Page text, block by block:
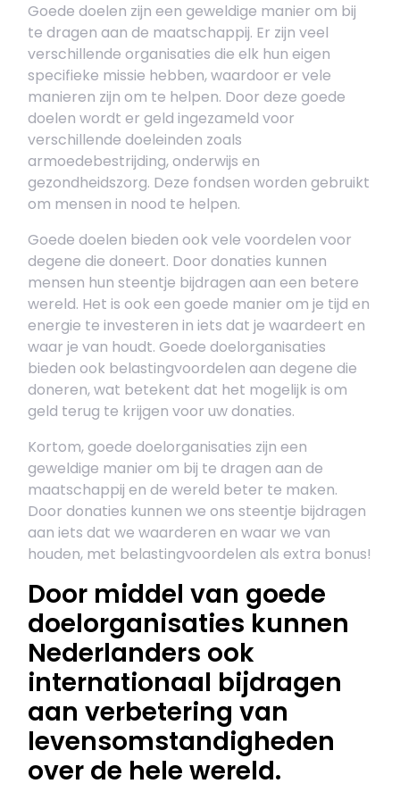
Goede doelen zijn een geweldige manier om bij
te dragen aan de maatschappij. Er zijn veel
verschillende organisaties die elk hun eigen
specifieke missie hebben, waardoor er vele
manieren zijn om te helpen. Door deze goede
doelen wordt er geld ingezameld voor
verschillende doeleinden zoals
armoedebestrijding, onderwijs en
gezondheidszorg. Deze fondsen worden gebruikt
om mensen in nood te helpen.
Goede doelen bieden ook vele voordelen voor
degene die doneert. Door donaties kunnen
mensen hun steentje bijdragen aan een betere
wereld. Het is ook een goede manier om je tijd en
energie te investeren in iets dat je waardeert en
waar je van houdt. Goede doelorganisaties
bieden ook belastingvoordelen aan degene die
doneren, wat betekent dat het mogelijk is om
geld terug te krijgen voor uw donaties.
Kortom, goede doelorganisaties zijn een
geweldige manier om bij te dragen aan de
maatschappij en de wereld beter te maken.
Door donaties kunnen we ons steentje bijdragen
aan iets dat we waarderen en waar we van
houden, met belastingvoordelen als extra bonus!
Door middel van goede
doelorganisaties kunnen
Nederlanders ook
internationaal bijdragen
aan verbetering van
levensomstandigheden
over de hele wereld.